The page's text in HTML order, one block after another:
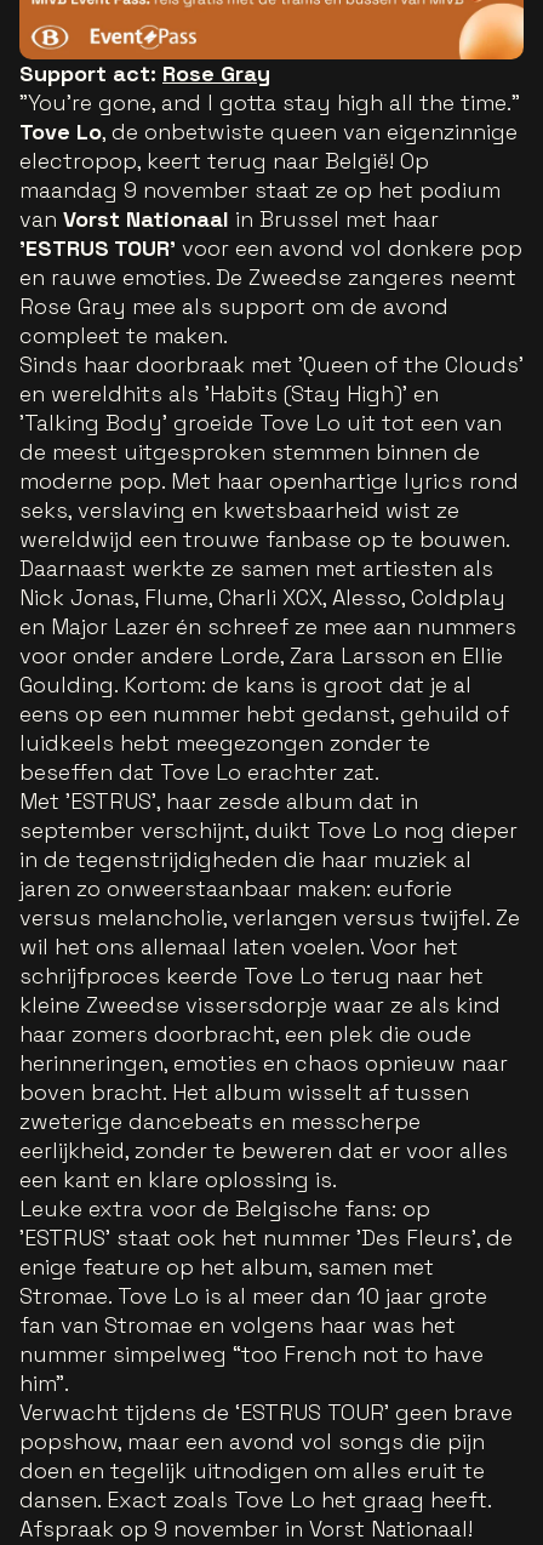
Support act: Rose Gray
"You're gone, and I gotta stay high all the time."
Tove Lo, de onbetwiste queen van eigenzinnige
electropop, keert terug naar België! Op
maandag 9 november staat ze op het podium
van Vorst Nationaal in Brussel met haar
'ESTRUS TOUR' voor een avond vol donkere pop
en rauwe emoties. De Zweedse zangeres neemt
Rose Gray mee als support om de avond
compleet te maken.
Sinds haar doorbraak met 'Queen of the Clouds'
en wereldhits als 'Habits (Stay High)' en
'Talking Body' groeide Tove Lo uit tot een van
de meest uitgesproken stemmen binnen de
moderne pop. Met haar openhartige lyrics rond
seks, verslaving en kwetsbaarheid wist ze
wereldwijd een trouwe fanbase op te bouwen.
Daarnaast werkte ze samen met artiesten als
Nick Jonas, Flume, Charli XCX, Alesso, Coldplay
en Major Lazer én schreef ze mee aan nummers
voor onder andere Lorde, Zara Larsson en Ellie
Goulding. Kortom: de kans is groot dat je al
eens op een nummer hebt gedanst, gehuild of
luidkeels hebt meegezongen zonder te
beseffen dat Tove Lo erachter zat.
Met 'ESTRUS', haar zesde album dat in
september verschijnt, duikt Tove Lo nog dieper
in de tegenstrijdigheden die haar muziek al
jaren zo onweerstaanbaar maken: euforie
versus melancholie, verlangen versus twijfel. Ze
wil het ons allemaal laten voelen. Voor het
schrijfproces keerde Tove Lo terug naar het
kleine Zweedse vissersdorpje waar ze als kind
haar zomers doorbracht, een plek die oude
herinneringen, emoties en chaos opnieuw naar
boven bracht. Het album wisselt af tussen
zweterige dancebeats en messcherpe
eerlijkheid, zonder te beweren dat er voor alles
een kant en klare oplossing is.
Leuke extra voor de Belgische fans: op
'ESTRUS' staat ook het nummer 'Des Fleurs', de
enige feature op het album, samen met
Stromae. Tove Lo is al meer dan 10 jaar grote
fan van Stromae en volgens haar was het
nummer simpelweg “too French not to have
him”.
Verwacht tijdens de ‘ESTRUS TOUR’ geen brave
popshow, maar een avond vol songs die pijn
doen en tegelijk uitnodigen om alles eruit te
dansen. Exact zoals Tove Lo het graag heeft.
Afspraak op 9 november in Vorst Nationaal!